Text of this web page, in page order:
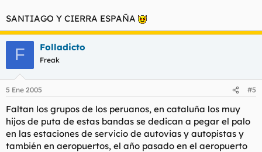
SANTIAGO Y CIERRA ESPAÑA
F Folladicto
Freak
5 Ene 2005 #5
Faltan los grupos de los peruanos, en cataluña los muy
hijos de puta de estas bandas se dedican a pegar el palo
en las estaciones de servicio de autovias y autopistas y
también en aeropuertos, el año pasado en el aeropuerto